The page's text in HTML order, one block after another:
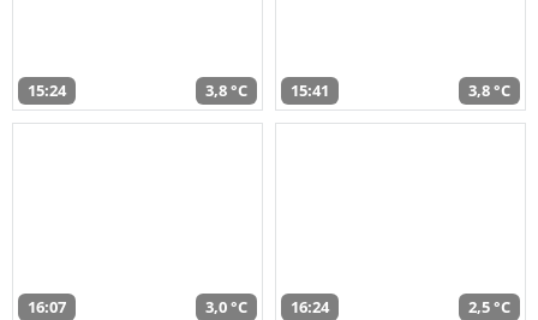
15:24 3,8 °C 15:41 3,8 °C
16:07 3,0 °C 16:24 2,5 °C